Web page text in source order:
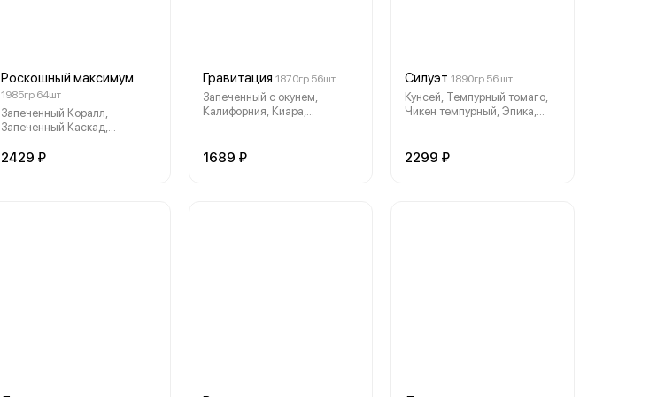
Роскошный максимум
1985гр 64шт
Запеченный Коралл,
Запеченный Каскад,
крабом, Запеченный Чили
2429 ₽
Гравитация 1870гр 56шт
Запеченный с окунем,
Калифорния, Киара,
Темпурный ролл Дана,
1689 ₽
Силуэт 1890гр 56 шт
Кунсей, Темпурный томаго,
Чикен темпурный, Эпика,
2299 ₽